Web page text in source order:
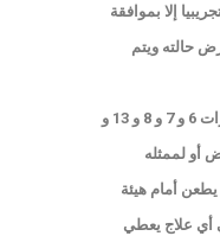
إلا بموافقة
حالته ويتم
16. في الحالات المحددة في الفقرات 6 و 7 و 8 و 13 و
أو لممثله
أمام هيئة
أي علاج يعطي